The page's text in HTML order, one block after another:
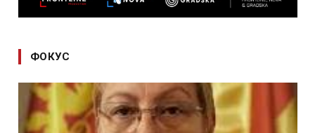
ФОКУС